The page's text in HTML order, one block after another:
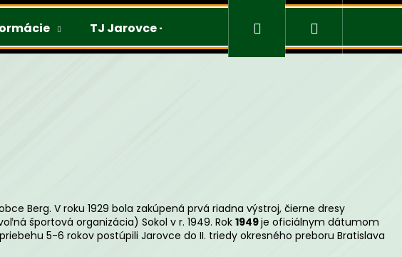
TJ Jarovce - Mužstvá Merchandise
PrihlásenieNákupný
Berg. V roku 1929 bola zakúpená prvá riadna výstroj, čierne dresy
športová organizácia) Sokol v r. 1949. Rok 1949je oficiálnym dátumom
5-6 rokov postúpili Jarovce do II. triedy okresného preboru Bratislava